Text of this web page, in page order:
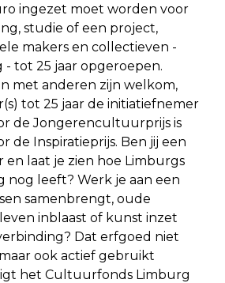
ingezet moet worden voor
studie of een project,
makers en collectieven -
- tot 25 jaar opgeroepen.
met anderen zijn welkom,
tot 25 jaar de initiatiefnemer
de Jongerencultuurprijs is
de Inspiratieprijs. Ben jij een
en laat je zien hoe Limburgs
nog leeft? Werk je aan een
samenbrengt, oude
inblaast of kunst inzet
Dat erfgoed niet
ook actief gebruikt
het Cultuurfonds Limburg